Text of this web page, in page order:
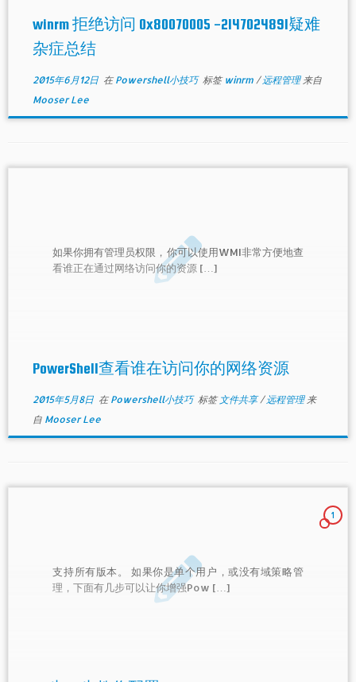
winrm 拒绝访问 0x80070005 -2147024891疑难
杂症总结
2015年6月12日在 Powershell小技巧 标签 winrm /远程管理 来自
Mooser Lee
如果你拥有管理员权限，你可以使用WMI非常方便地查
看谁正在通过网络访问你的资源 […]
PowerShell查看谁在访问你的网络资源
2015年5月8日在 Powershell小技巧 标签 文件共享/远程管理 来
自 Mooser Lee
1
支持所有版本。 如果你是单个用户，或没有域策略管
理，下面有几步可以让你增强Pow […]